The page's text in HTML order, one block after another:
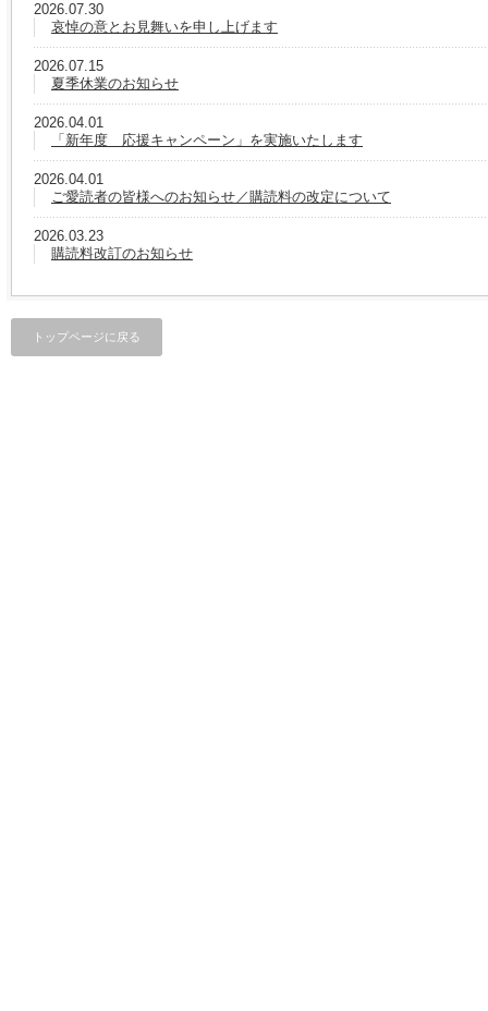
2026.07.30
哀悼の意とお見舞いを申し上げます
2026.07.15
夏季休業のお知らせ
2026.04.01
「新年度 応援キャンペーン」を実施いたします
2026.04.01
ご愛読者の皆様へのお知らせ／購読料の改定について
2026.03.23
購読料改訂のお知らせ
トップページに戻る